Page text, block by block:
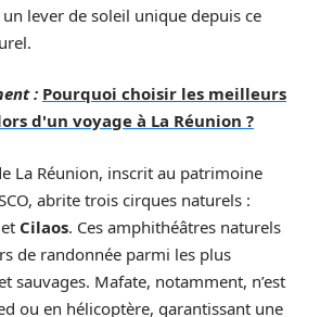
lever de soleil unique depuis ce
: Pourquoi choisir les meilleurs
d'un voyage à La Réunion ?
La Réunion, inscrit au patrimoine
abrite trois cirques naturels :
Cilaos. Ces amphithéâtres naturels
de randonnée parmi les plus
sauvages. Mafate, notamment, n’est
ou en hélicoptère, garantissant une